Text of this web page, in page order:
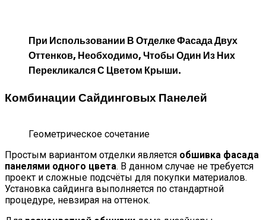
При Использовании В Отделке Фасада Двух
Оттенков, Необходимо, Чтобы Один Из Них
Перекликался С Цветом Крыши.
Комбинации Сайдинговых Панелей
Геометрическое сочетание
Простым вариантом отделки является обшивка фасада
панелями одного цвета. В данном случае не требуется
проект и сложные подсчёты для покупки материалов.
Установка сайдинга выполняется по стандартной
процедуре, невзирая на оттенок.